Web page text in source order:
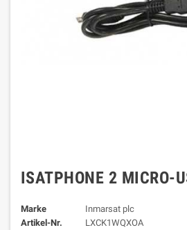
ISATPHONE 2 MICRO-
Marke
Inmarsat plc
Artikel-Nr.
LXCK1WQXOA